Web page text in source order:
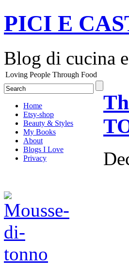
PICI E
Blog di cucina
Loving People Through Food
Home
Etsy-shop
Beauty & Styles
My Books
About
Blogs I Love
Privacy